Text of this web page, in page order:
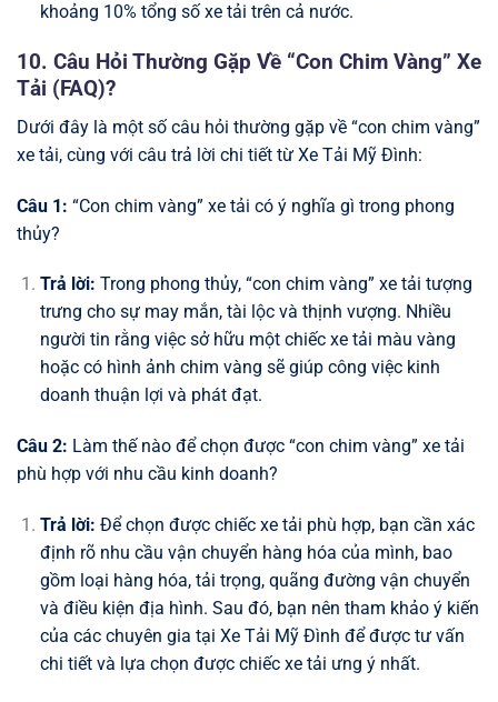
khoảng 10% tổng số xe tải trên cả nước.
10. Câu Hỏi Thường Gặp Về “Con Chim Vàng” Xe
Tải (FAQ)?
Dưới đây là một số câu hỏi thường gặp về “con chim vàng”
xe tải, cùng với câu trả lời chi tiết từ Xe Tải Mỹ Đình:
Câu 1: “Con chim vàng” xe tải có ý nghĩa gì trong phong
thủy?
Trả lời: Trong phong thủy, “con chim vàng” xe tải tượng
trưng cho sự may mắn, tài lộc và thịnh vượng. Nhiều
người tin rằng việc sở hữu một chiếc xe tải màu vàng
hoặc có hình ảnh chim vàng sẽ giúp công việc kinh
doanh thuận lợi và phát đạt.
Câu 2: Làm thế nào để chọn được “con chim vàng” xe tải
phù hợp với nhu cầu kinh doanh?
Trả lời: Để chọn được chiếc xe tải phù hợp, bạn cần xác
định rõ nhu cầu vận chuyển hàng hóa của mình, bao
gồm loại hàng hóa, tải trọng, quãng đường vận chuyển
và điều kiện địa hình. Sau đó, bạn nên tham khảo ý kiến
của các chuyên gia tại Xe Tải Mỹ Đình để được tư vấn
chi tiết và lựa chọn được chiếc xe tải ưng ý nhất.